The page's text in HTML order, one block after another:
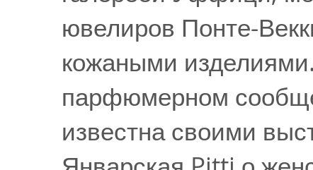
ювелиров Понте-
кожаными
парфюмерном
известна своими